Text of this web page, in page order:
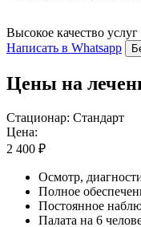
Высокое качество
Написать в Whatsapp
Цены на
Стационар: Стандарт
Цена:
2 400 ₽
Осмотр,
Полное
Постоянное
Палата на 6